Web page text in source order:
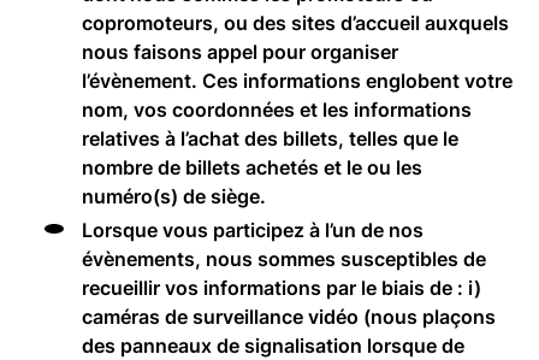
copromoteurs, ou des sites d’accueil auxquels
nous faisons appel pour organiser
l’évènement. Ces informations englobent votre
nom, vos coordonnées et les informations
relatives à l’achat des billets, telles que le
nombre de billets achetés et le ou les
numéro(s) de siège.
Lorsque vous participez à l’un de nos
évènements, nous sommes susceptibles de
recueillir vos informations par le biais de : i)
caméras de surveillance vidéo (nous plaçons
des panneaux de signalisation lorsque de